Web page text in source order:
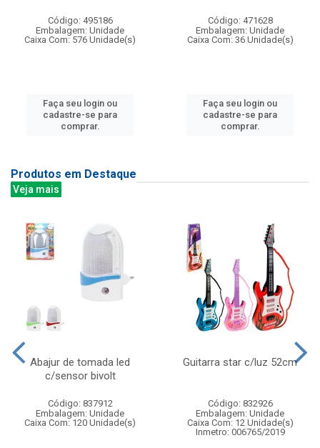
Código: 495186
Embalagem: Unidade
Caixa Com: 576 Unidade(s)
Faça seu login ou
cadastre-se para
comprar.
Código: 471628
Embalagem: Unidade
Caixa Com: 36 Unidade(s)
Faça seu login ou
cadastre-se para
comprar.
Produtos em Destaque
Veja mais
Abajur de tomada led
c/sensor bivolt
Código: 837912
Embalagem: Unidade
Caixa Com: 120 Unidade(s)
Guitarra star c/luz 52cm
Código: 832926
Embalagem: Unidade
Caixa Com: 12 Unidade(s)
Inmetro: 006765/2019